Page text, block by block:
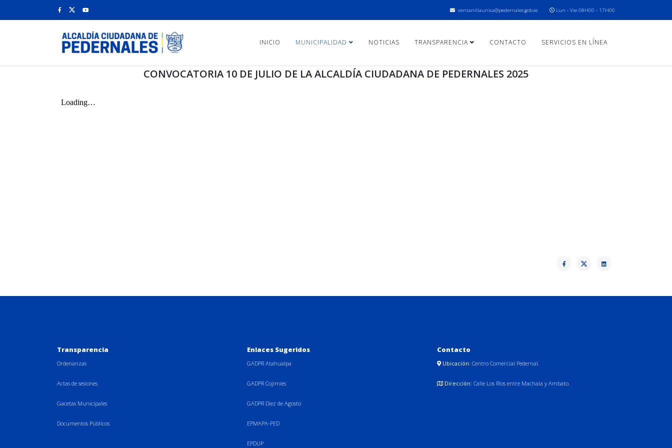
ventanillaunica@pedernales.gob.ec Lun - Vie 08H00 - 17H00
INICIO MUNICIPALIDAD NOTICIAS TRANSPARENCIA CONTACTO SERVICIOS EN LÍNEA
CONVOCATORIA 10 DE JULIO DE LA ALCALDÍA CIUDADANA DE PEDERNALES 2025
Transparencia
Ordenanzas
Actas de sesiones
Gacetas Municipales
Documentos Públicos
Enlaces Sugeridos
GADPR Atahualpa
GADPR Cojimíes
GADPR Diez de Agosto
EPMAPA-PED
EPDUP
Contacto
Ubicación: Centro Comercial Pedernal.
Dirección: Calle Los Ríos entre Machala y Ambato.